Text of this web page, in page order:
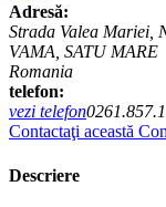
Adresă:
Strada Valea Mariei,
VAMA, SATU MARE
Romania
telefon:
vezi telefon
Contactaţi această
Descriere